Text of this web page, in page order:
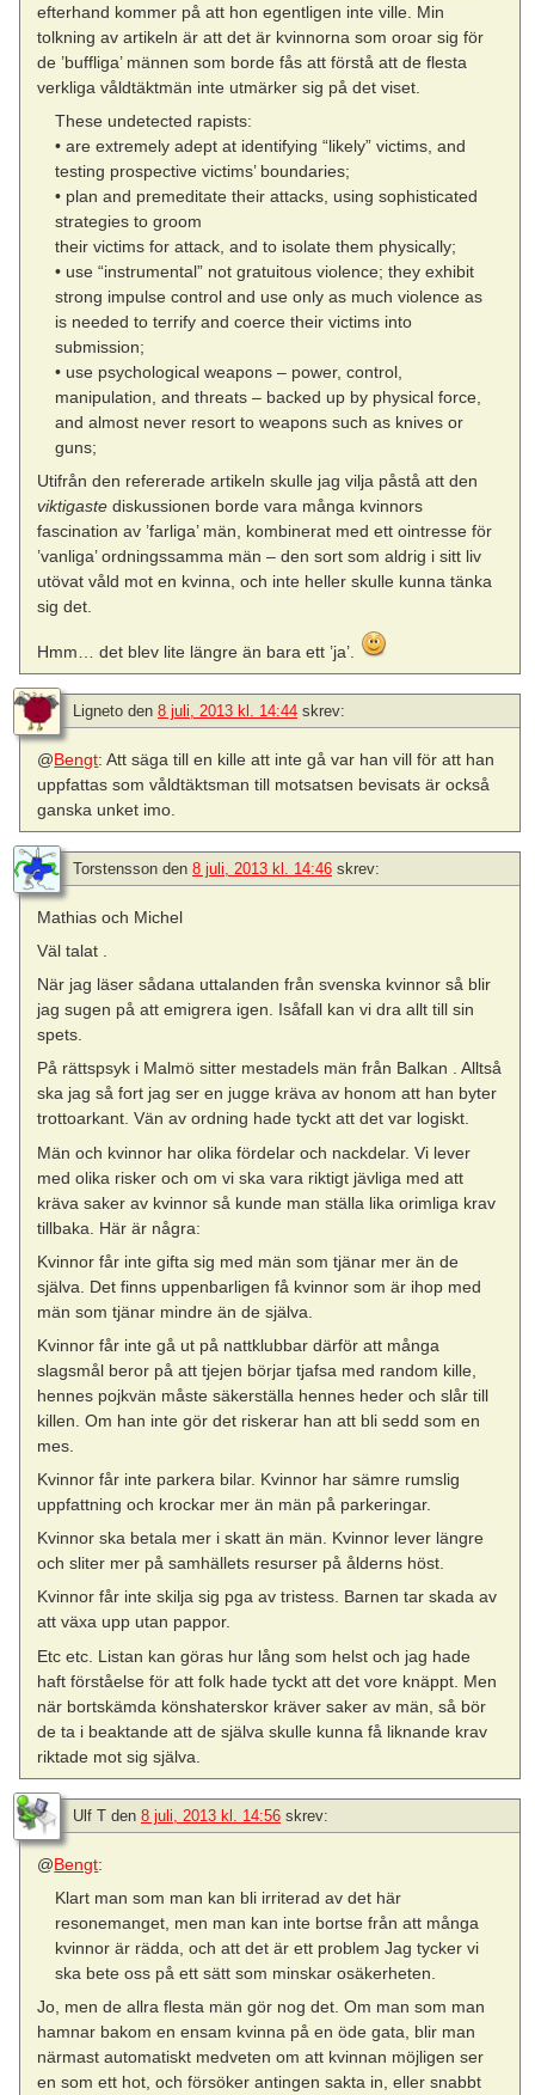
efterhand kommer på att hon egentligen inte ville. Min
tolkning av artikeln är att det är kvinnorna som oroar sig för
de ’buffliga’ männen som borde fås att förstå att de flesta
verkliga våldtäktmän inte utmärker sig på det viset.
These undetected rapists:
• are extremely adept at identifying “likely” victims, and
testing prospective victims’ boundaries;
• plan and premeditate their attacks, using sophisticated
strategies to groom
their victims for attack, and to isolate them physically;
• use “instrumental” not gratuitous violence; they exhibit
strong impulse control and use only as much violence as
is needed to terrify and coerce their victims into
submission;
• use psychological weapons – power, control,
manipulation, and threats – backed up by physical force,
and almost never resort to weapons such as knives or
guns;
Utifrån den refererade artikeln skulle jag vilja påstå att den
viktigaste diskussionen borde vara många kvinnors
fascination av ’farliga’ män, kombinerat med ett ointresse för
’vanliga’ ordningssamma män – den sort som aldrig i sitt liv
utövat våld mot en kvinna, och inte heller skulle kunna tänka
sig det.
Hmm… det blev lite längre än bara ett ’ja’.
Ligneto den 8 juli, 2013 kl. 14:44 skrev:
@Bengt: Att säga till en kille att inte gå var han vill för att han
uppfattas som våldtäktsman till motsatsen bevisats är också
ganska unket imo.
Torstensson den 8 juli, 2013 kl. 14:46 skrev:
Mathias och Michel
Väl talat .
När jag läser sådana uttalanden från svenska kvinnor så blir
jag sugen på att emigrera igen. Isåfall kan vi dra allt till sin
spets.
På rättspsyk i Malmö sitter mestadels män från Balkan . Alltså
ska jag så fort jag ser en jugge kräva av honom att han byter
trottoarkant. Vän av ordning hade tyckt att det var logiskt.
Män och kvinnor har olika fördelar och nackdelar. Vi lever
med olika risker och om vi ska vara riktigt jävliga med att
kräva saker av kvinnor så kunde man ställa lika orimliga krav
tillbaka. Här är några:
Kvinnor får inte gifta sig med män som tjänar mer än de
själva. Det finns uppenbarligen få kvinnor som är ihop med
män som tjänar mindre än de själva.
Kvinnor får inte gå ut på nattklubbar därför att många
slagsmål beror på att tjejen börjar tjafsa med random kille,
hennes pojkvän måste säkerställa hennes heder och slår till
killen. Om han inte gör det riskerar han att bli sedd som en
mes.
Kvinnor får inte parkera bilar. Kvinnor har sämre rumslig
uppfattning och krockar mer än män på parkeringar.
Kvinnor ska betala mer i skatt än män. Kvinnor lever längre
och sliter mer på samhällets resurser på ålderns höst.
Kvinnor får inte skilja sig pga av tristess. Barnen tar skada av
att växa upp utan pappor.
Etc etc. Listan kan göras hur lång som helst och jag hade
haft förståelse för att folk hade tyckt att det vore knäppt. Men
när bortskämda könshaterskor kräver saker av män, så bör
de ta i beaktande att de själva skulle kunna få liknande krav
riktade mot sig själva.
Ulf T den 8 juli, 2013 kl. 14:56 skrev:
@Bengt:
Klart man som man kan bli irriterad av det här
resonemanget, men man kan inte bortse från att många
kvinnor är rädda, och att det är ett problem Jag tycker vi
ska bete oss på ett sätt som minskar osäkerheten.
Jo, men de allra flesta män gör nog det. Om man som man
hamnar bakom en ensam kvinna på en öde gata, blir man
närmast automatiskt medveten om att kvinnan möjligen ser
en som ett hot, och försöker antingen sakta in, eller snabbt